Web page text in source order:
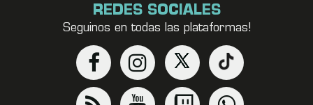
REDES SOCIALES
Seguinos en todas las plataformas!